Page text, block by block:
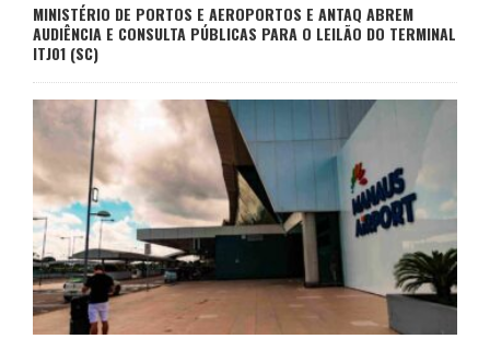
MINISTÉRIO DE PORTOS E AEROPORTOS E ANTAQ ABREM
AUDIÊNCIA E CONSULTA PÚBLICAS PARA O LEILÃO DO TERMINAL
ITJ01 (SC)